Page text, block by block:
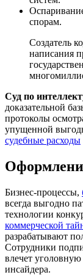
спорам.
Создатель
написания
Суд по
доказательной
протоколы
упущенной
судебные расходы
Бизнес-процессы,
всегда выгодно
технологии
коммерческой
разрабатывают
Сотрудники
влечет
инсайдера.